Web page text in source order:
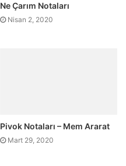
Ne Çarım Notaları
Nisan 2, 2020
Pivok Notaları – Mem Ararat
Mart 29, 2020